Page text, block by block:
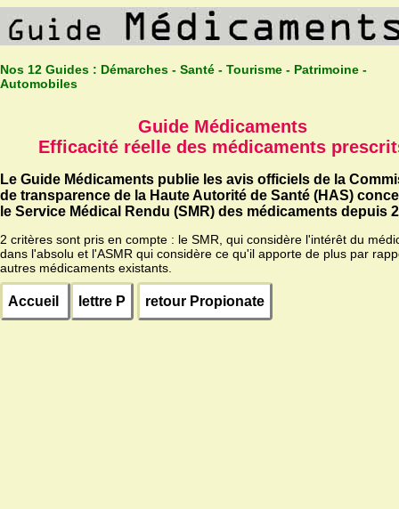
Nos 12 Guides : Démarches - Santé - Tourisme - Patrimoine -
Automobiles
Guide Médicaments
Efficacité réelle des médicaments
Le Guide Médicaments publie les avis officiels de la
de transparence de la Haute Autorité de Santé (HAS)
le Service Médical Rendu (SMR) des médicaments depuis
2 critères sont pris en compte : le SMR, qui considère l'intérêt du
dans l'absolu et l'ASMR qui considère ce qu'il apporte de plus par
autres médicaments existants.
Accueil lettre P retour Propionate